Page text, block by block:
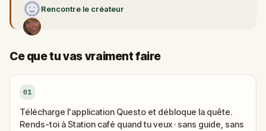
Rencontre le créateur
Ce que tu vas vraiment faire
01
Télécharge l'application Questo et débloque la quête.
Rends-toi à Station café quand tu veux · sans guide, sans